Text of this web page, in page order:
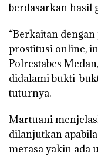
berdasarkan hasil
“Berkaitan
prostitusi online,
Polrestabes
didalami bukti-
tuturnya.
Martuani
dilanjutkan
merasa yakin ada